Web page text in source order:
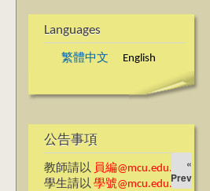
Languages
繁體中文 English
公告事項
教師請以 員編@mcu.edu.tw
學生請以 學號@mcu.edu.tw
«
Prev